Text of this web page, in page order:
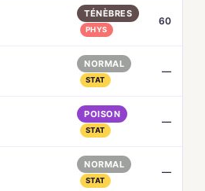
TÉNÈBRES
PHYS
60
NORMAL
STAT
—
POISON
STAT
—
NORMAL
STAT
—